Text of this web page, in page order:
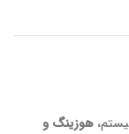
هوزینگ و